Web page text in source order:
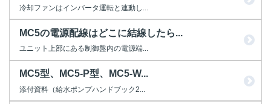
冷却ファンはインバータ運転と連動し...
MC5の電源配線はどこに結線したら...
ユニット上部にある制御盤内の電源端...
MC5型、MC5-P型、MC5-W...
添付資料（給水ポンプハンドブック2...